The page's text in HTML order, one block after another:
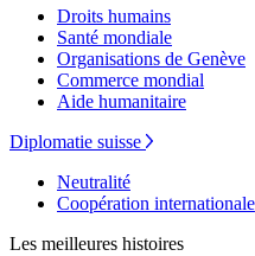
Droits humains
Santé mondiale
Organisations de Genève
Commerce mondial
Aide humanitaire
Diplomatie suisse
Neutralité
Coopération internationale
Les meilleures histoires